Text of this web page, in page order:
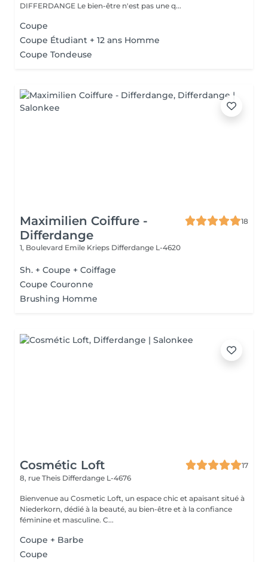
DIFFERDANGE Le bien-être n'est pas une q...
Coupe
Coupe Étudiant + 12 ans Homme
Coupe Tondeuse
Maximilien Coiffure -
Differdange
18
1, Boulevard Emile Krieps Differdange L-4620
Sh. + Coupe + Coiffage
Coupe Couronne
Brushing Homme
Cosmétic Loft
17
8, rue Theis Differdange L-4676
Bienvenue au Cosmetic Loft, un espace chic et apaisant situé à
Niederkorn, dédié à la beauté, au bien-être et à la confiance
féminine et masculine. C...
Coupe + Barbe
Coupe